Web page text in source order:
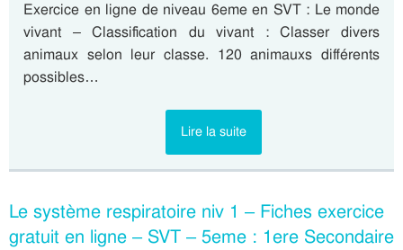
Exercice en ligne de niveau 6eme en SVT : Le monde
vivant – Classification du vivant : Classer divers
animaux selon leur classe. 120 animauxs différents
possibles…
Lire la suite
Le système respiratoire niv 1 – Fiches exercice
gratuit en ligne – SVT – 5eme : 1ere Secondaire